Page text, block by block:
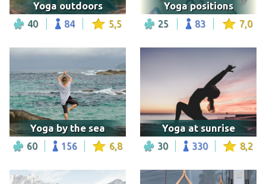
Yoga outdoors
40 84 5,5
Yoga positions
25 83 7,0
Yoga by the sea
60 156 6,8
Yoga at sunrise
30 330 8,2